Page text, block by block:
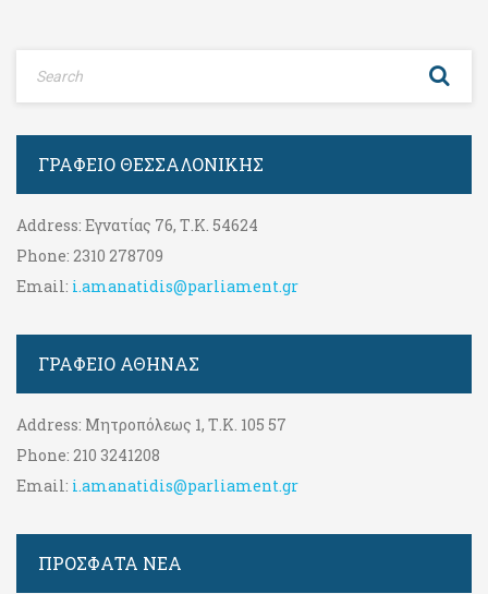
ΓΡΑΦΕΊΟ ΘΕΣΣΑΛΟΝΊΚΗΣ
Address: Εγνατίας 76, Τ.Κ. 54624
Phone: 2310 278709
Email: i.amanatidis@parliament.gr
ΓΡΑΦΕΊΟ ΑΘΉΝΑΣ
Address: Μητροπόλεως 1, Τ.Κ. 105 57
Phone: 210 3241208
Email: i.amanatidis@parliament.gr
ΠΡΟΣΦΑΤΑ ΝΕΑ